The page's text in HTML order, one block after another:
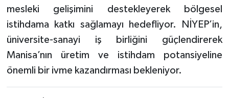
mesleki gelişimini destekleyerek bölgesel
istihdama katkı sağlamayı hedefliyor. NİYEP’in,
üniversite-sanayi iş birliğini güçlendirerek
Manisa’nın üretim ve istihdam potansiyeline
önemli bir ivme kazandırması bekleniyor.